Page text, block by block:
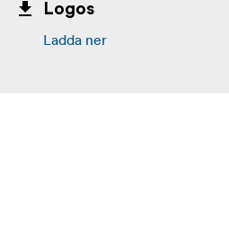
Logos
Ladda ner